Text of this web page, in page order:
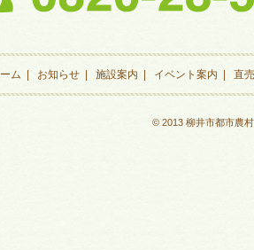
ム お知らせ 施設案内 イベント案内 直
© 2013 柳井市都市農